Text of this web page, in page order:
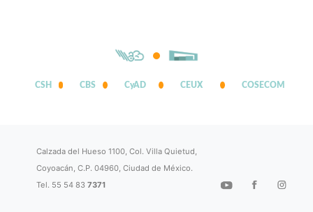
CSH CBS CyAD CEUX COSECOM
Calzada del Hueso 1100, Col. Villa Quietud,
Coyoacán, C.P. 04960, Ciudad de México.
Tel. 55 54 837371